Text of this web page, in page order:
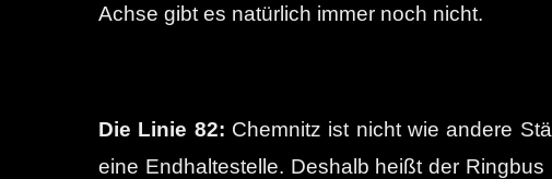
Achse gibt es natürlich immer noch nicht.
Die Linie 82: Chemnitz ist nicht wie andere
eine Endhaltestelle. Deshalb heißt der